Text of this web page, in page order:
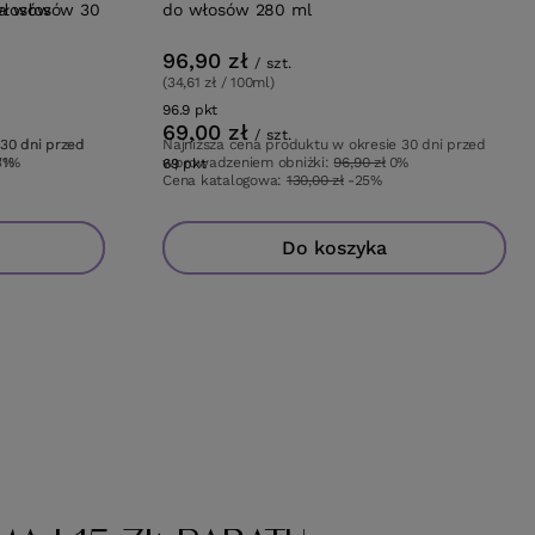
dni przed
do włosów 280 ml
96,90 zł / szt.
(34,61 zł / 100ml)
96.9 pkt
Najniższa cena produktu w okresie 30 dni przed
wprowadzeniem obniżki:96,90 zł 0%
Cena katalogowa: 130,00 zł -25%
Do koszyka
włosów 30
dni przed
69,00 zł / szt.
69pktpunktów
Do koszyka